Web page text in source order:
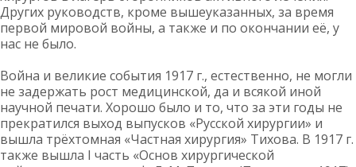
Других руководств, кроме вышеуказанных, за время
первой мировой войны, а также и по окончании её, у
нас не было.
Война и великие события 1917 г., естественно, не могли
не задержать рост медицинской, да и всякой иной
научной печати. Хорошо было и то, что за эти годы не
прекратился выход выпусков «Русской хирургии» и
вышла трёхтомная «Частная хирургия» Тихова. В 1917 г.
также вышла I часть «Основ хирургической